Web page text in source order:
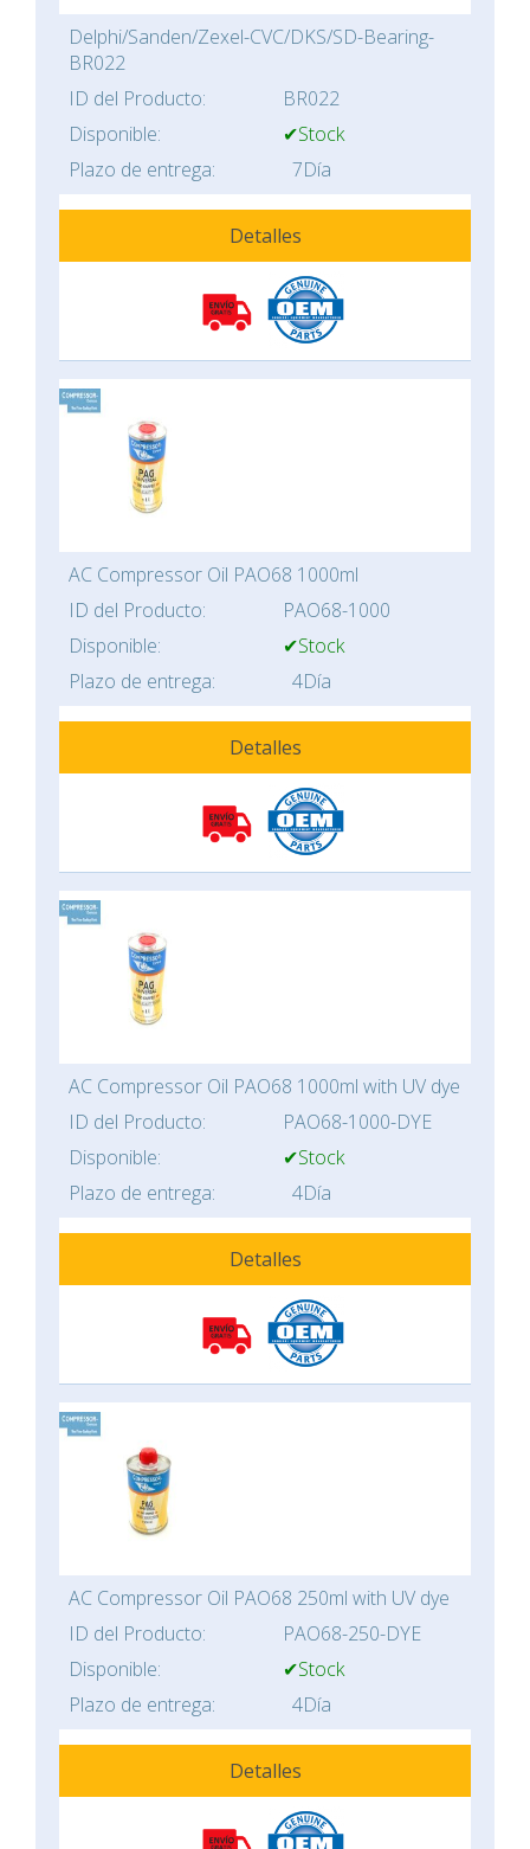
Delphi/Sanden/Zexel-CVC/DKS/SD-Bearing-
BR022
ID del Producto:
BR022
Disponible:
✔Stock
Plazo de entrega:
7Día
Detalles
AC Compressor Oil PAO68 1000ml
ID del Producto:
PAO68-1000
Disponible:
✔Stock
Plazo de entrega:
4Día
Detalles
AC Compressor Oil PAO68 1000ml with UV dye
ID del Producto:
PAO68-1000-DYE
Disponible:
✔Stock
Plazo de entrega:
4Día
Detalles
AC Compressor Oil PAO68 250ml with UV dye
ID del Producto:
PAO68-250-DYE
Disponible:
✔Stock
Plazo de entrega:
4Día
Detalles